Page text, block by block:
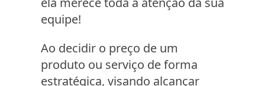
equipe!
Ao decidir o preço de um
produto ou serviço de forma
estratégica, visando alcançar